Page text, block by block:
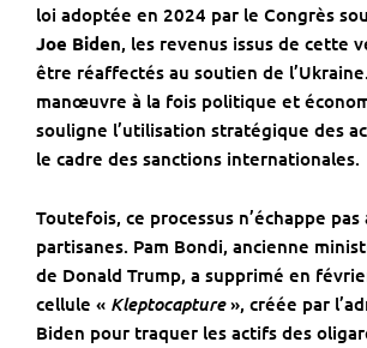
loi adoptée en 2024 par le Congrès
Joe Biden, les revenus issus de cette
être réaffectés au soutien de
manœuvre à la fois politique et
souligne l’utilisation stratégique des
le cadre des sanctions internationales.
Toutefois, ce processus n’échappe
partisanes. Pam Bondi, ancienne
de Donald Trump, a supprimé en
cellule « Kleptocapture», créée par
Biden pour traquer les actifs des